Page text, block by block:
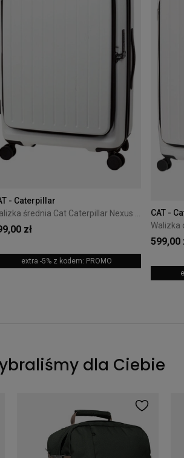
- Caterpillar
zł
extra -5% z kodem: PROMO
CAT -
599,00
dla Ciebie